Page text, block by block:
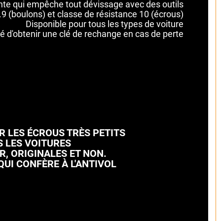
qui empêche tout dévissage avec des outils
(boulons) et classe de résistance 10 (écrous)
Disponible pour tous les types de voiture
d'obtenir une clé de rechange en cas de perte
LES ÉCROUS TRÈS PETITS
LES VOITURES
ORIGINALES ET NON.
CONFÈRE À L'ANTIVOL